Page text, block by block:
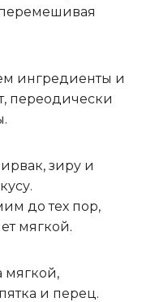
ингредиенты и
переодически
зиру и
до тех пор,
мягкой.
мягкой,
и перец.